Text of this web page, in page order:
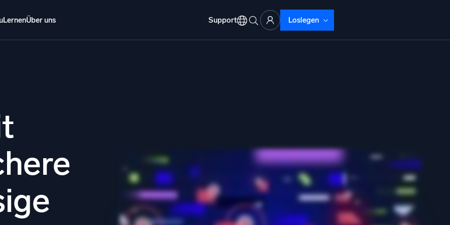
LernenÜber uns Support Loslegen
Sicherheitsoperationen
schneller erkennen und intelligenter reagieren
Sicherheit durch umfassende Protokolleinsicht
Protokollanalyse
Erkennen und beheben mit umfassender Transparenz